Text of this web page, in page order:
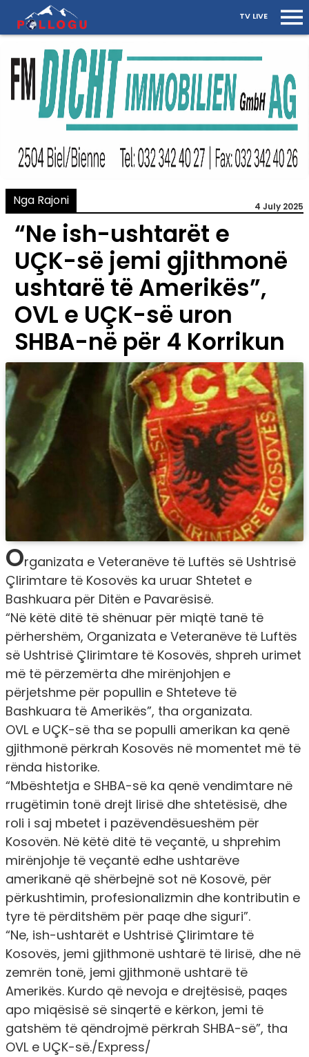
TV LIVE
Nga Rajoni 4 July 2025
“Ne ish-ushtarët e
UÇK-së jemi gjithmonë
ushtarë të Amerikës”,
OVL e UÇK-së uron
SHBA-në për 4 Korrikun
Organizata e Veteranëve të Luftës së Ushtrisë
Çlirimtare të Kosovës ka uruar Shtetet e
Bashkuara për Ditën e Pavarësisë.
“Në këtë ditë të shënuar për miqtë tanë të
përhershëm, Organizata e Veteranëve të Luftës
së Ushtrisë Çlirimtare të Kosovës, shpreh urimet
më të përzemërta dhe mirënjohjen e
përjetshme për popullin e Shteteve të
Bashkuara të Amerikës”, tha organizata.
OVL e UÇK-së tha se populli amerikan ka qenë
gjithmonë përkrah Kosovës në momentet më të
rënda historike.
“Mbështetja e SHBA-së ka qenë vendimtare në
rrugëtimin tonë drejt lirisë dhe shtetësisë, dhe
roli i saj mbetet i pazëvendësueshëm për
Kosovën. Në këtë ditë të veçantë, u shprehim
mirënjohje të veçantë edhe ushtarëve
amerikanë që shërbejnë sot në Kosovë, për
përkushtimin, profesionalizmin dhe kontributin e
tyre të përditshëm për paqe dhe siguri”.
“Ne, ish-ushtarët e Ushtrisë Çlirimtare të
Kosovës, jemi gjithmonë ushtarë të lirisë, dhe në
zemrën tonë, jemi gjithmonë ushtarë të
Amerikës. Kurdo që nevoja e drejtësisë, paqes
apo miqësisë së sinqertë e kërkon, jemi të
gatshëm të qëndrojmë përkrah SHBA-së”, tha
OVL e UÇK-së./Express/